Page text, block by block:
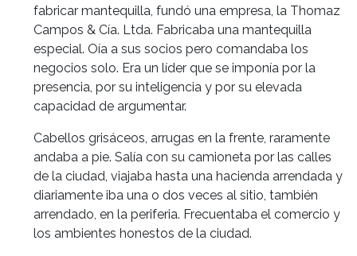
fabricar mantequilla, fundó una empresa, la Thomaz
Campos & Cía. Ltda. Fabricaba una mantequilla
especial. Oía a sus socios pero comandaba los
negocios solo. Era un líder que se imponía por la
presencia, por su inteligencia y por su elevada
capacidad de argumentar.
Cabellos grisáceos, arrugas en la frente, raramente
andaba a pie. Salía con su camioneta por las calles
de la ciudad, viajaba hasta una hacienda arrendada y
diariamente iba una o dos veces al sitio, también
arrendado, en la periferia. Frecuentaba el comercio y
los ambientes honestos de la ciudad.